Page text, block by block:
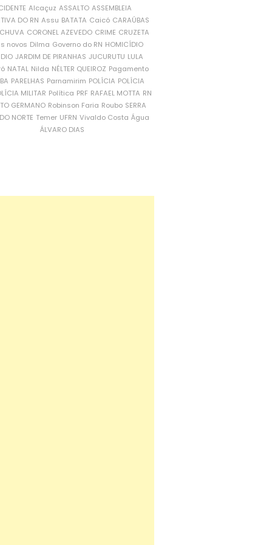
Alcaçuz ASSALTO ASSEMBLEIA
DO RN Assu BATATA Caicó CARAÚBAS
CORONEL AZEVEDO CRIME CRUZETA
novos Dilma Governo do RN HOMICÍDIO
JARDIM DE PIRANHAS JUCURUTU LULA
NATAL Nilda NÉLTER QUEIROZ Pagamento
PARELHAS Parnamirim POLÍCIA POLÍCIA
MILITAR Política PRF RAFAEL MOTTA RN
GERMANO Robinson Faria Roubo SERRA
NORTE Temer UFRN Vivaldo Costa Água
ÁLVARO DIAS